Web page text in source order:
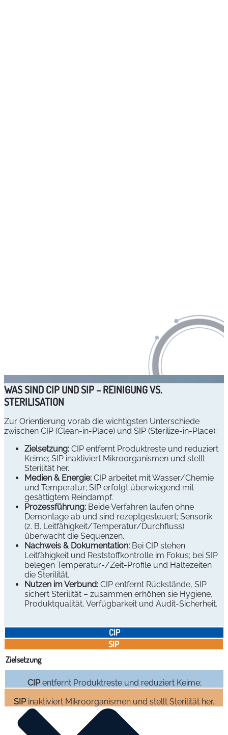
WAS SIND CIP UND SIP – REINIGUNG VS.
STERILISATION
Zur Orientierung vorab die wichtigsten Unterschiede
zwischen CIP (Clean‑in‑Place) und SIP (Sterilize‑in‑Place):
Zielsetzung: CIP entfernt Produktreste und reduziert
Keime; SIP inaktiviert Mikroorganismen und stellt
Sterilität her.
Medien & Energie: CIP arbeitet mit Wasser/Chemie
und Temperatur; SIP erfolgt überwiegend mit
gesättigtem Reindampf.
Prozessführung: Beide Verfahren laufen ohne
Demontage ab und sind rezeptgesteuert; Sensorik
(z. B. Leitfähigkeit/Temperatur/Durchfluss)
überwacht die Sequenzen.
Nachweis & Dokumentation: Bei CIP stehen
Leitfähigkeit und Reststoffkontrolle im Fokus; bei SIP
belegen Temperatur‑/Zeit‑Profile und Haltezeiten
die Sterilität.
Nutzen im Verbund: CIP entfernt Rückstände, SIP
sichert Sterilität – zusammen erhöhen sie Hygiene,
Produktqualität, Verfügbarkeit und Audit‑Sicherheit.
CIP
SIP
Zielsetzung
CIPentfernt Produktreste und reduziert Keime;
SIPinaktiviert Mikroorganismen und stellt Sterilität her.